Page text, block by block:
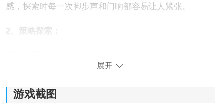
感，探索时每一次脚步声和门响都容易让人紧张。
2、策略探索：
和线索联系起来，才能逐步找到逃离校园的办法。
3、潜行核心：
展开
游戏截图